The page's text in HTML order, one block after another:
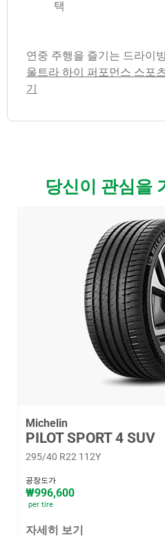
택
연중 주행을 즐기는 드라이
울트라 하이 퍼포먼스 스포
기
당신이 관심을
Michelin
PILOT SPORT 4 SUV
295/40 R22 112Y
공장도가
₩996,600
per tire
자세히 보기